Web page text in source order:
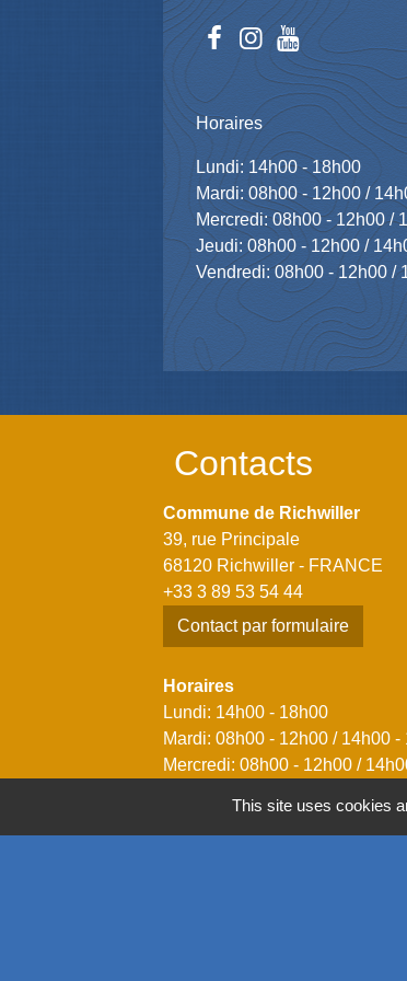
Horaires
Lundi: 14h00 - 18h00
Mardi: 08h00 - 12h00 /
Mercredi: 08h00 - 12h00 /
Jeudi: 08h00 - 12h00 /
Vendredi: 08h00 - 12h00 /
Contacts
Commune de Richwiller
39, rue Principale
68120 Richwiller - FRANCE
+33 3 89 53 54 44
Contact par formulaire
Horaires
Lundi: 14h00 - 18h00
Mardi: 08h00 - 12h00 / 14h00 -
Mercredi: 08h00 - 12h00 /
Vendredi: 08h00 - 12h00 /
This site uses cookies